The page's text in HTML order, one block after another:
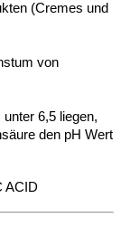
(Cremes und
von
6,5 liegen,
den pH Wert
ACID